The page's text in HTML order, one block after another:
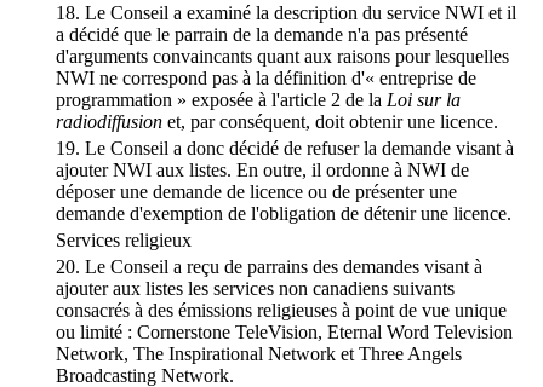
18. Le Conseil a examiné la description du service NWI et il
a décidé que le parrain de la demande n'a pas présenté
d'arguments convaincants quant aux raisons pour lesquelles
NWI ne correspond pas à la définition d'« entreprise de
programmation » exposée à l'article 2 de la Loi sur la
radiodiffusion et, par conséquent, doit obtenir une licence.
19. Le Conseil a donc décidé de refuser la demande visant à
ajouter NWI aux listes. En outre, il ordonne à NWI de
déposer une demande de licence ou de présenter une
demande d'exemption de l'obligation de détenir une licence.
Services religieux
20. Le Conseil a reçu de parrains des demandes visant à
ajouter aux listes les services non canadiens suivants
consacrés à des émissions religieuses à point de vue unique
ou limité : Cornerstone TeleVision, Eternal Word Television
Network, The Inspirational Network et Three Angels
Broadcasting Network.